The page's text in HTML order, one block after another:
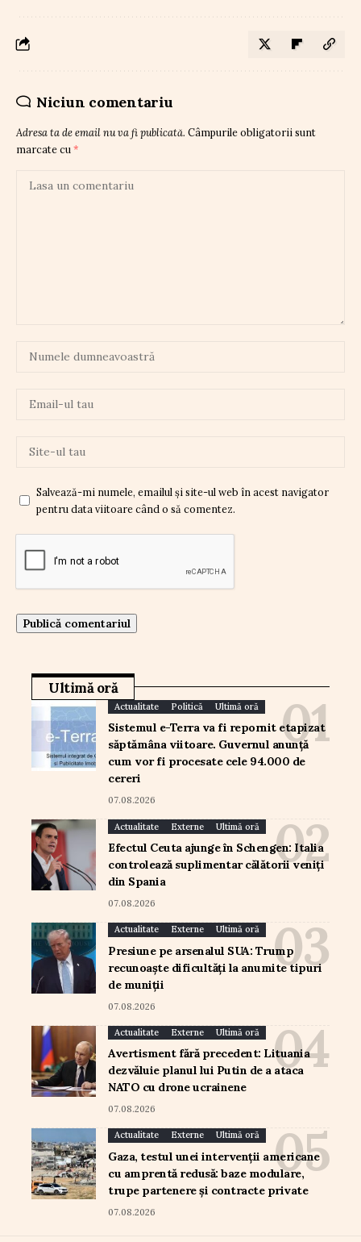
Niciun comentariu
Adresa ta de email nu va fi publicată. Câmpurile obligatorii sunt
marcate cu *
Salvează-mi numele, emailul și site-ul web în acest navigator
pentru data viitoare când o să comentez.
Ultimă oră
Actualitate Politică Ultimă oră
Sistemul e-Terra va fi repornit etapizat
săptămâna viitoare. Guvernul anunță
cum vor fi procesate cele 94.000 de
cereri
07.08.2026
Actualitate Externe Ultimă oră
Efectul Ceuta ajunge în Schengen: Italia
controlează suplimentar călătorii veniți
din Spania
07.08.2026
Actualitate Externe Ultimă oră
Presiune pe arsenalul SUA: Trump
recunoaște dificultăți la anumite tipuri
de muniții
07.08.2026
Actualitate Externe Ultimă oră
Avertisment fără precedent: Lituania
dezvăluie planul lui Putin de a ataca
NATO cu drone ucrainene
07.08.2026
Actualitate Externe Ultimă oră
Gaza, testul unei intervenții americane
cu amprentă redusă: baze modulare,
trupe partenere și contracte private
07.08.2026